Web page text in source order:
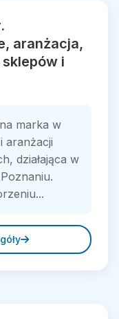
aranżacja,
i
marka w
aranżacji
działająca w